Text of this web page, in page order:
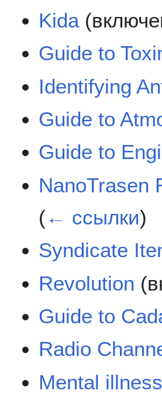
Kida
Guide to
Identifying
Guide to
Guide to
NanoTrasen
(← ссылки)
Syndicate
Revolution
Guide to
Radio
Mental illness